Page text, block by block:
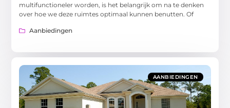
multifunctioneler worden, is het belangrijk om na te denken
over hoe we deze ruimtes optimaal kunnen benutten. Of
Aanbiedingen
AANBIEDINGEN